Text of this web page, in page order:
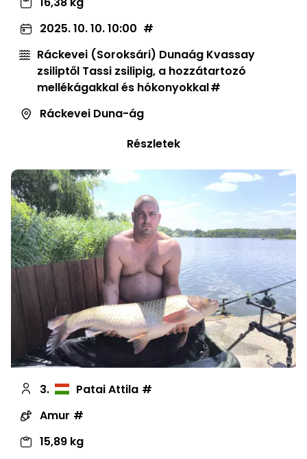
2025. 10. 10. 10:00
Ráckevei (Soroksári) Dunaág Kvassay
zsiliptől Tassi zsilipig, a hozzátartozó
mellékágakkal és hókonyokkal
Ráckevei Duna-ág
Részletek
3.
Patai Attila
Amur
15,89 kg